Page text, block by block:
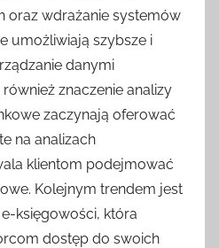
oraz wdrażanie systemów
umożliwiają szybsze i
danymi
znaczenie analizy
zaczynają oferować
na analizach
klientom podejmować
Kolejnym trendem jest
księgowości, która
dostęp do swoich